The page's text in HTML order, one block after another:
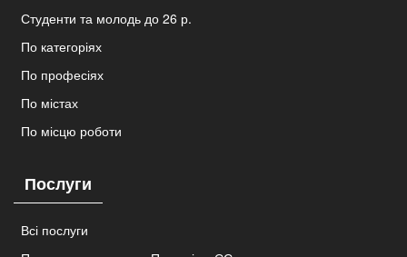
Студенти та молодь до 26 р.
По категоріях
По професіях
По містах
По місцю роботи
Послуги
Всі послуги